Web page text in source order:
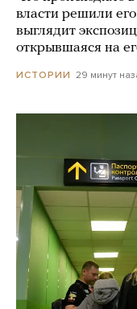
власти решили
выглядит
открывшаяся на
ИСТОРИИ 29 минут